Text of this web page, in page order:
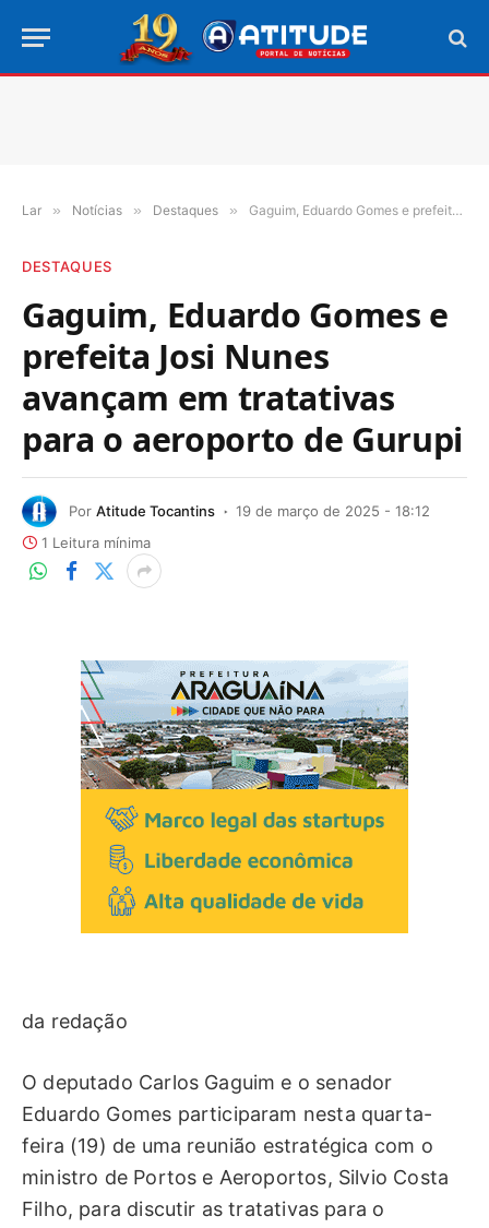
Lar » Notícias » Destaques » Gaguim, Eduardo Gomes e prefeita Josi Nunes avançam em tratativas para o aeroporto de Gurupi
DESTAQUES
Gaguim, Eduardo Gomes e
prefeita Josi Nunes
avançam em tratativas
para o aeroporto de Gurupi
Por Atitude Tocantins
19 de março de 2025 - 18:12
1 Leitura mínima
da redação
O deputado Carlos Gaguim e o senador
Eduardo Gomes participaram nesta quarta-
feira (19) de uma reunião estratégica com o
ministro de Portos e Aeroportos, Silvio Costa
Filho, para discutir as tratativas para o